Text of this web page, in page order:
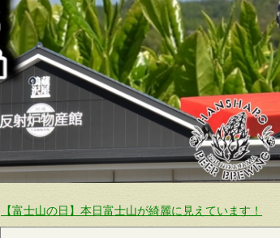
【富士山の日】本日富士山が綺麗に見えています！